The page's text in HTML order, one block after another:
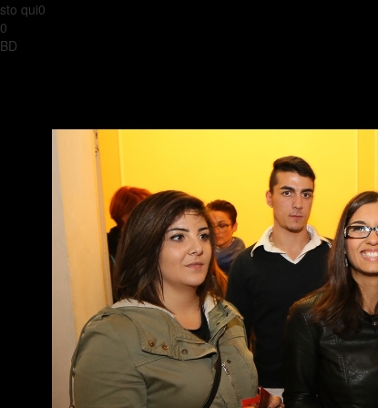
sto qui0
0
BD